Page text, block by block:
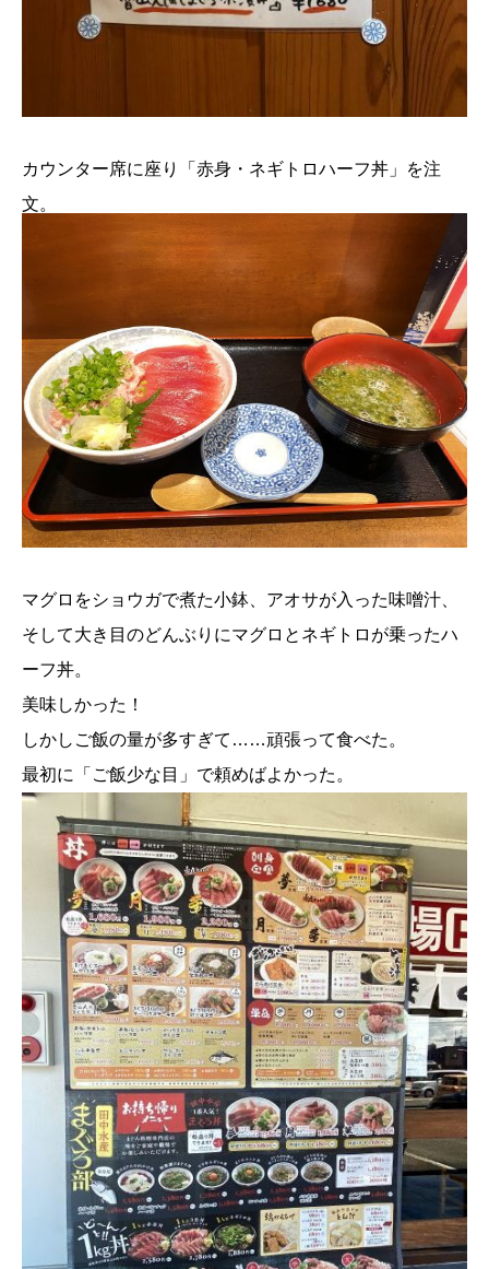
カウンター席に座り「赤身・ネギトロハーフ丼」を注
文。
マグロをショウガで煮た小鉢、アオサが入った味噌汁、
そして大き目のどんぶりにマグロとネギトロが乗ったハ
ーフ丼。
美味しかった！
しかしご飯の量が多すぎて……頑張って食べた。
最初に「ご飯少な目」で頼めばよかった。